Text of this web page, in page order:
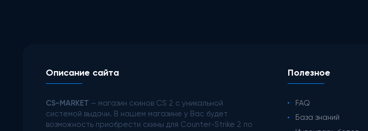
Описание сайта
CS-MARKET – магазин скинов CS 2 с уникальной
системой выдачи. В нашем магазине у Вас будет
возможность приобрести скины для Counter-Strike 2 по
Полезное
FAQ
База знаний